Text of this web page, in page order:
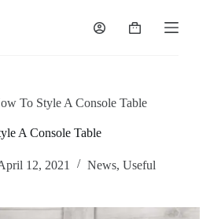
Shopping
To Style A Console Table
A Console Table
12, 2021 News,Useful